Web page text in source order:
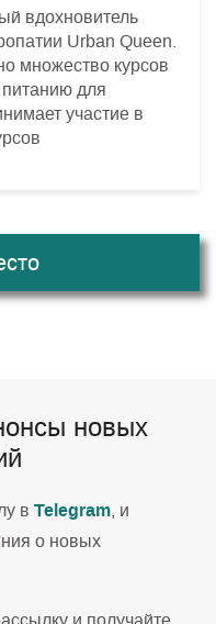
вдохновитель
Urban Queen.
множество курсов
для
участие в
новых
в Telegram, и
о новых